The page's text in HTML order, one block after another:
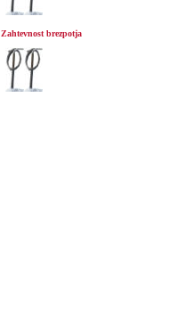
Zahtevnost brezpotja